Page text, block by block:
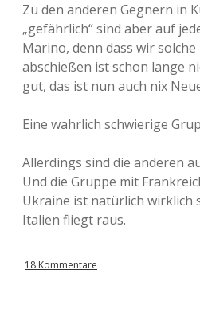
Zu den anderen Gegnern in
„gefährlich“ sind aber auf
Marino, denn dass wir
abschießen ist schon lange
gut, das ist nun auch nix
Eine wahrlich schwierige
Allerdings sind die anderen
Und die Gruppe mit
Ukraine ist natürlich wirklich
Italien fliegt raus.
18 Kommentare